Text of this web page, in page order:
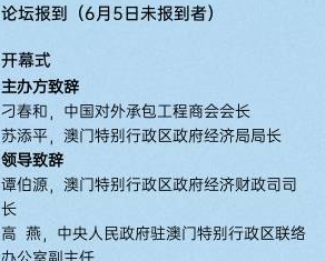
论坛报到（6月5日未报到者）
开幕式
主办方致辞
刁春和，中国对外承包工程商会会长
苏添平，澳门特别行政区政府经济局局长
领导致辞
谭伯源，澳门特别行政区政府经济财政司司
长
高 燕，中央人民政府驻澳门特别行政区联络